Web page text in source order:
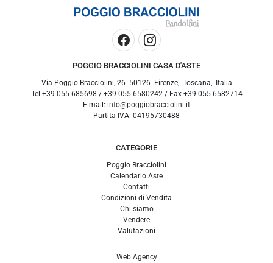
POGGIO BRACCIOLINI CASA D'ASTE
Via Poggio Bracciolini, 26 50126 Firenze, Toscana,
Italia
Tel +39 055 685698 / +39 055 6580242/ Fax +39 055 6582714
E-mail: info@poggiobracciolini.it
Partita IVA: 04195730488
CATEGORIE
Poggio Bracciolini
Calendario Aste
Contatti
Condizioni di Vendita
Chi siamo
Vendere
Valutazioni
Web Agency